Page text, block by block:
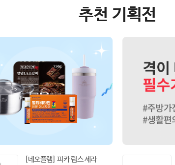
추천 기획전
[네오플램] 피카 립스 세라